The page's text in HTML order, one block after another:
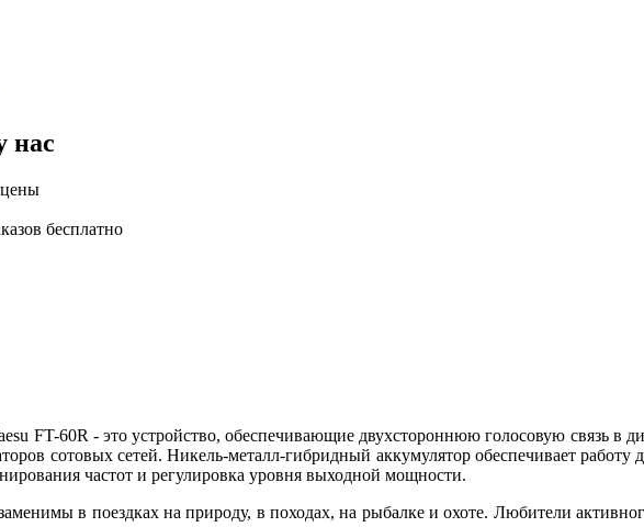
нас
бесплатно
FT-60R - это устройство, обеспечивающие двухстороннюю голосовую связь в
сотовых сетей. Никель-металл-гибридный аккумулятор обеспечивает
частот и регулировка уровня выходной мощности.
в поездках на природу, в походах, на рыбалке и охоте. Любители